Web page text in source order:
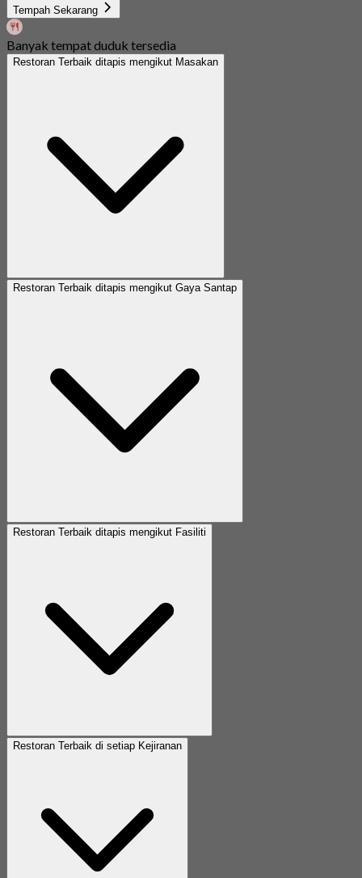
Tempah Sekarang
Banyak tempat duduk tersedia
Restoran Terbaik ditapis mengikut Masakan
Restoran Terbaik ditapis mengikut Gaya Santap
Restoran Terbaik ditapis mengikut Fasiliti
Restoran Terbaik di setiap Kejiranan